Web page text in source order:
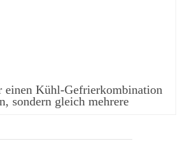
einen Kühl-Gefrierkombination
sondern gleich mehrere